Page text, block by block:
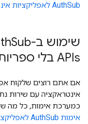
AuthSub לאפליקציות אינטרנט
שימוש ב-Auth
APIs בלי ספריות הלקוח
אם אתם רוצים שלקוח
כמערכת אימות, כל מה
אימות AuthSub לאפליקציות אינטרנט